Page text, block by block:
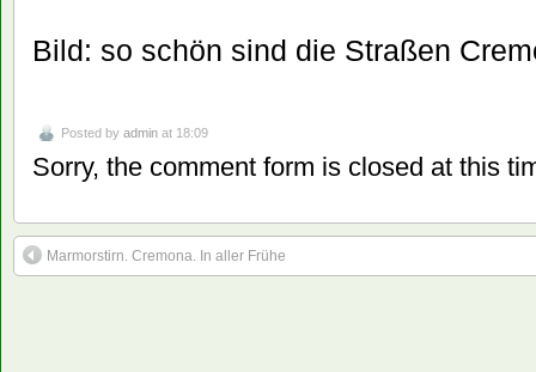
Bild: so schön sind die Straßen
Posted by admin at 18:09
Sorry, the comment form is closed at this
Marmorstirn. Cremona. In aller Frühe